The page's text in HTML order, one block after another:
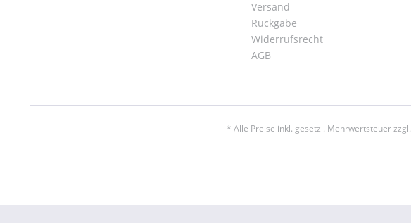
Versand
Rückgabe
Widerrufsrecht
AGB
* Alle Preise inkl. gesetzl. Mehrwertsteuer zzgl.